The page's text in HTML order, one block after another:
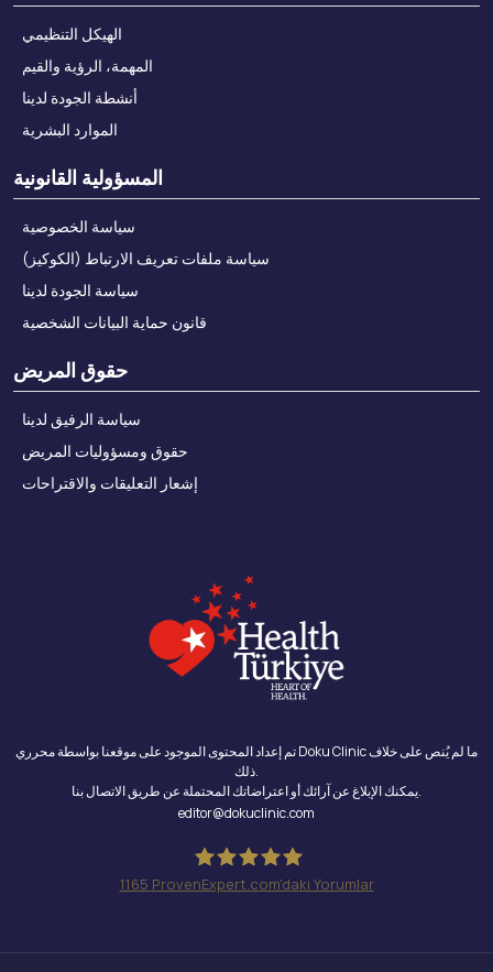
الهيكل التنظيمي
المهمة، الرؤية والقيم
أنشطة الجودة لدينا
الموارد البشرية
المسؤولية القانونية
سياسة الخصوصية
سياسة ملفات تعريف الارتباط (الكوكيز)
سياسة الجودة لدينا
قانون حماية البيانات الشخصية
حقوق المريض
سياسة الرفيق لدينا
حقوق ومسؤوليات المريض
إشعار التعليقات والاقتراحات
تم إعداد المحتوى الموجود على موقعنا بواسطة محرري Doku Clinic ما لم يُنص على خلاف
ذلك.
يمكنك الإبلاغ عن آرائك أو اعتراضاتك المحتملة عن طريق الاتصال بنا.
editor@dokuclinic.com
1165 ProvenExpert.com'daki Yorumlar